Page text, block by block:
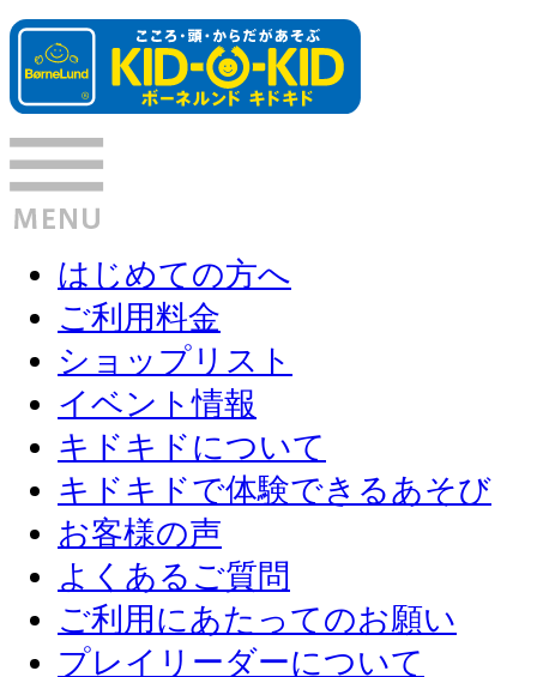
はじめての方へ
ご利用料金
ショップリスト
イベント情報
キドキドについて
キドキドで体験できるあそび
お客様の声
よくあるご質問
ご利用にあたってのお願い
プレイリーダーについて